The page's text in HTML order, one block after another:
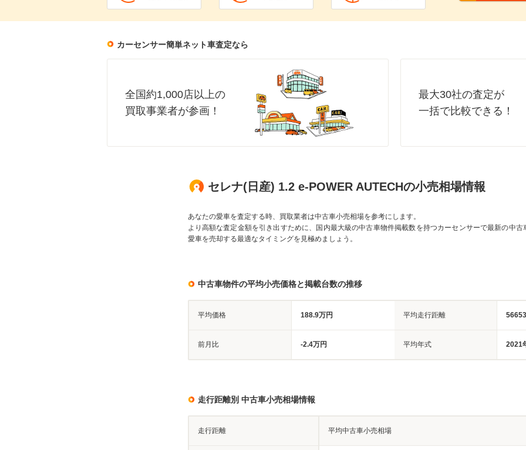
カーセンサー簡単ネット車査定なら
全国約1,000店以上の
買取事業者が参画！
最大30社の査定が
一括で比較できる！
セレナ(日産) 1.2 e-POWER AUTECHの小売相場情報
あなたの愛車を査定する時、買取業者は中古車小売相場を参考にします。
より高額な査定金額を引き出すために、国内最大級の中古車物件掲載数を持つカーセンサーで最新の中古
愛車を売却する最適なタイミングを見極めましょう。
中古車物件の平均小売価格と掲載台数の推移
平均価格 188.9万円 平均走行距離
前月比 -2.4万円 平均年式 2021
走行距離別 中古車小売相場情報
走行距離 平均中古車小売相場